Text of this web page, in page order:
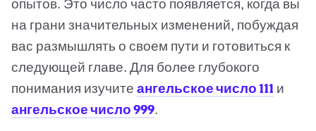
опытов. Это число часто появляется, когда вы
на грани значительных изменений, побуждая
вас размышлять о своем пути и готовиться к
следующей главе. Для более глубокого
понимания изучите ангельское число 111 и
ангельское число 999.